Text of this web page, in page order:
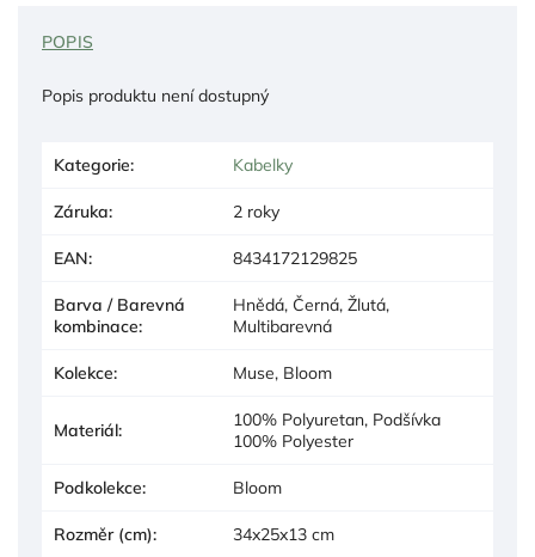
POPIS
Popis produktu není dostupný
Kategorie: Kabelky
Záruka: 2 roky
EAN: 8434172129825
Barva / Barevná
kombinace:
Hnědá, Černá, Žlutá,
Multibarevná
Kolekce: Muse, Bloom
Materiál:
100% Polyuretan, Podšívka
100% Polyester
Podkolekce: Bloom
Rozměr (cm): 34x25x13 cm